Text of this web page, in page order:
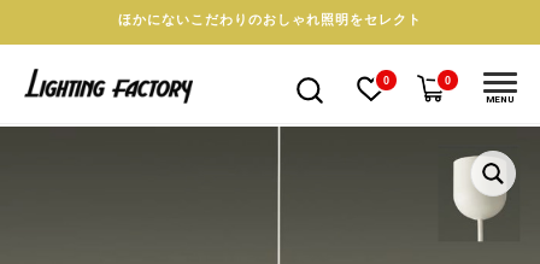
ほかにないこだわりのおしゃれ照明をセレクト
0 0
MENU